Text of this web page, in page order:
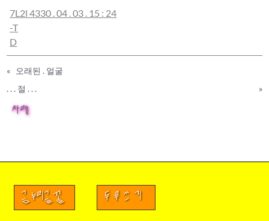
7L2l 4330 . 04 . 03 . 15 : 24
-T
D
«
오래된 . 얼굴
. . . 절 . . .
»
차례
금누리글꼴 두루쓰기